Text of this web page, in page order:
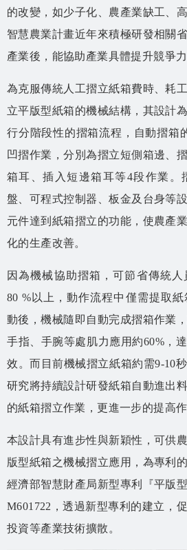
的改變，如少子化、農產業缺工、
智慧農業計畫近年來積極研發相關
產業後，能協助產業具體提升競爭力
為克服傳統人工摺立紙箱費時、耗
立平版型紙箱的機械結構，其設計
行分階段性的摺箱流程，自動摺箱
凹摺作業，分別為摺立短側箱邊、
箱耳、插入短邊箱耳等4段作業。
盤、可程式控制器、板金及台身等
元件達到紙箱摺立的功能，使農產
化的生產改善。
因為機械協助摺箱，可節省傳統人
80 %以上，動作流程中僅需提取
動後，機械隨即自動完成摺箱作業
手指、手腕等處肌力應用約60%，
效。而目前機械摺立紙箱約需9-10
研究將持續設計研發紙箱自動進出
的紙箱摺立作業，更進一步的提高作
本設計具有進步性與新穎性，可供
版型紙箱之機械摺立應用，為專利
經濟部智慧財產局新型專利『平版
M601722，透過新型專利的建立，
投資等產業技術擴散。